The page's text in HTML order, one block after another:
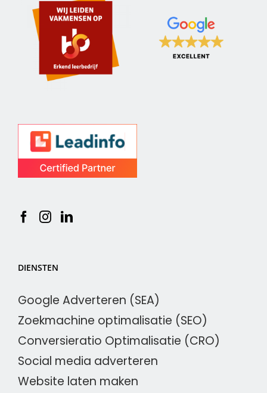
DIENSTEN
Google Adverteren (SEA)
Zoekmachine optimalisatie (SEO)
Conversieratio Optimalisatie (CRO)
Social media adverteren
Website laten maken